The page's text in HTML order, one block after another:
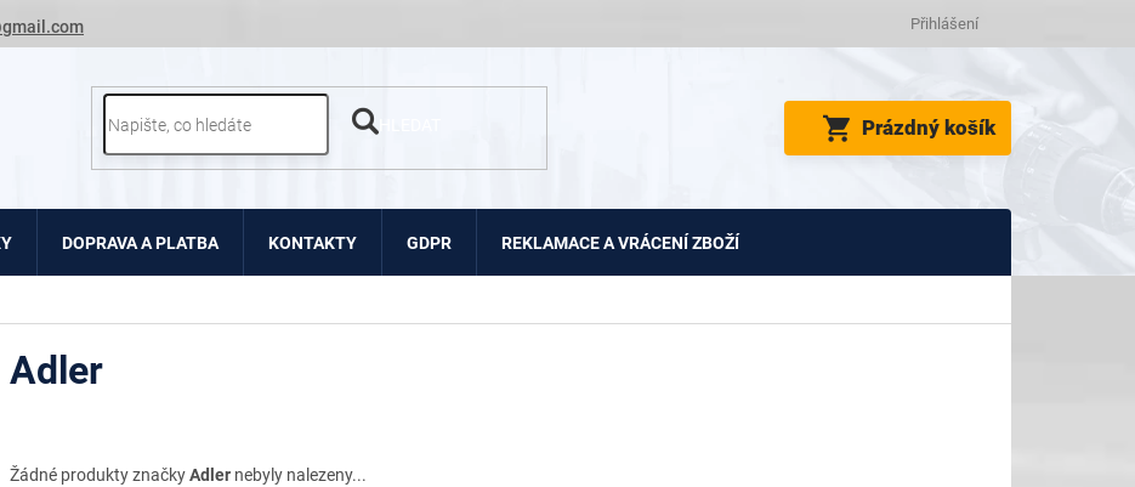
Přihlášení
NÁKUPNÍ
KOŠÍK
Prázdný košík
DOPRAVA A PLATBA KONTAKTY GDPR REKLAMACE A VRÁCENÍ ZBOŽÍ
Adler
Žádné produkty značkyAdler nebyly nalezeny...